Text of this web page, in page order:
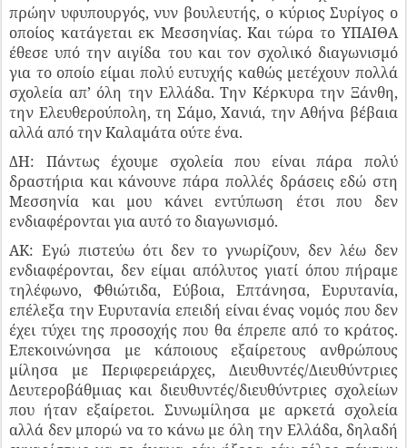
πρώην υφυπουργός, νυν βουλευτής, ο κύριος Συρίγος ο
οποίος κατάγεται εκ Μεσσηνίας. Και τώρα το ΥΠΑΙΘΑ
έθεσε υπό την αιγίδα του και τον σχολικό διαγωνισμό
για το οποίο είμαι πολύ ευτυχής καθώς μετέχουν πολλά
σχολεία απ’ όλη την Ελλάδα. Την Κέρκυρα την Ξάνθη,
την Ελευθερούπολη, τη Σάμο, Χανιά, την Αθήνα βέβαια
αλλά από την Καλαμάτα ούτε ένα.
ΔΗ: Πάντως έχουμε σχολεία που είναι πάρα πολύ
δραστήρια και κάνουνε πάρα πολλές δράσεις εδώ στη
Μεσσηνία και μου κάνει εντύπωση έτσι που δεν
ενδιαφέρονται για αυτό το διαγωνισμό.
ΑΚ: Εγώ πιστεύω ότι δεν το γνωρίζουν, δεν λέω δεν
ενδιαφέρονται, δεν είμαι απόλυτος γιατί όπου πήραμε
τηλέφωνο, Φθιώτιδα, Εύβοια, Επτάνησα, Ευρυτανία,
επέλεξα την Ευρυτανία επειδή είναι ένας νομός που δεν
έχει τύχει της προσοχής που θα έπρεπε από το κράτος.
Επεκοινώνησα με κάποιους εξαίρετους ανθρώπους
μίλησα με Περιφερειάρχες, Διευθυντές/Διευθύντριες
Δευτεροβάθμιας και διευθυντές/διευθύντριες σχολείων
που ήταν εξαίρετοι. Συνωμίλησα με αρκετά σχολεία
αλλά δεν μπορώ να το κάνω με όλη την Ελλάδα, δηλαδή